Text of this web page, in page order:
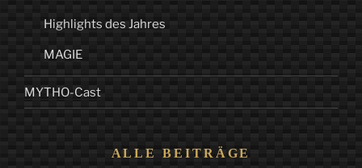
Highlights des Jahres
MAGIE
MYTHO-Cast
ALLE BEITRÄGE